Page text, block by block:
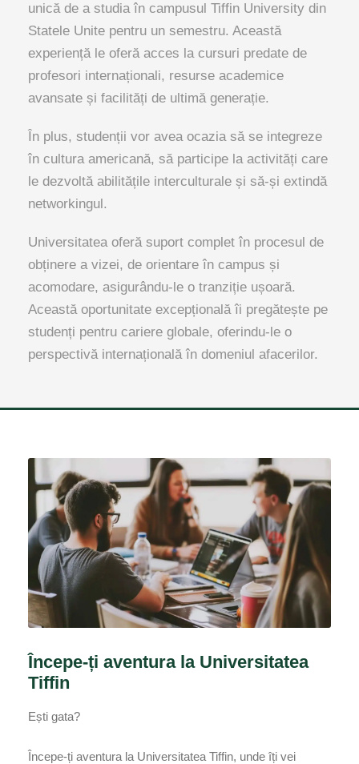
unică de a studia în campusul Tiffin University din
Statele Unite pentru un semestru. Această
experiență le oferă acces la cursuri predate de
profesori internaționali, resurse academice
avansate și facilități de ultimă generație.
În plus, studenții vor avea ocazia să se integreze
în cultura americană, să participe la activități care
le dezvoltă abilitățile interculturale și să-și extindă
networkingul.
Universitatea oferă suport complet în procesul de
obținere a vizei, de orientare în campus și
acomodare, asigurându-le o tranziție ușoară.
Această oportunitate excepțională îi pregătește pe
studenți pentru cariere globale, oferindu-le o
perspectivă internațională în domeniul afacerilor.
Începe-ți aventura la Universitatea
Tiffin
Ești gata?
Începe-ți aventura la Universitatea Tiffin, unde îți vei